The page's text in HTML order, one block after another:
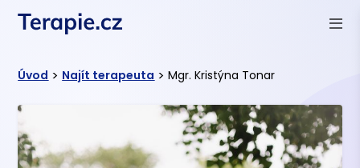
Úvod > Najít terapeuta > Mgr. Kristýna Tonar